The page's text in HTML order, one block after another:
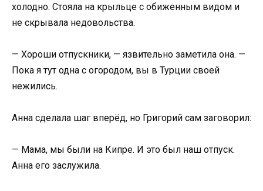
холодно. Стояла на крыльце с обиженным видом и
не скрывала недовольства.
— Хороши отпускники, — язвительно заметила она. —
Пока я тут одна с огородом, вы в Турции своей
нежились.
Анна сделала шаг вперёд, но Григорий сам заговорил:
— Мама, мы были на Кипре. И это был наш отпуск.
Анна его заслужила.